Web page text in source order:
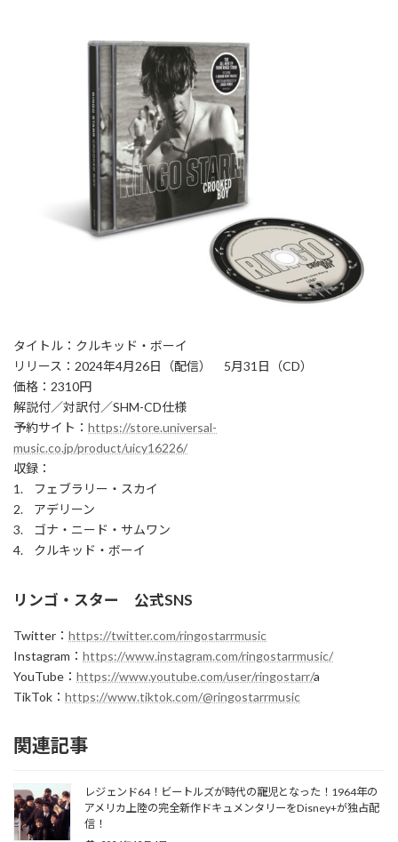
タイトル：クルキッド・ボーイ
リリース：2024年4月26日（配信） 5月31日（CD）
価格：2310円
解説付／対訳付／SHM-CD仕様
予約サイト： https://store.universal-
music.co.jp/product/uicy16226/
収録：
1. フェブラリー・スカイ
2. アデリーン
3. ゴナ・ニード・サムワン
4. クルキッド・ボーイ
リンゴ・スター 公式SNS
Twitter： https://twitter.com/ringostarrmusic
Instagram： https://www.instagram.com/ringostarrmusic/
YouTube： https://www.youtube.com/user/ringostarr/a
TikTok： https://www.tiktok.com/@ringostarrmusic
関連記事
レジェンド64！ビートルズが時代の寵児となった！1964年の
アメリカ上陸の完全新作ドキュメンタリーをDisney+が独占配
信！